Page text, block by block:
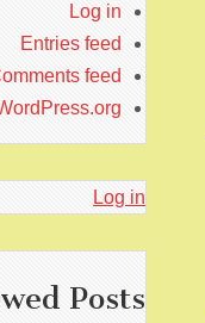
Log in
Entries feed
feed
Log in
Posts